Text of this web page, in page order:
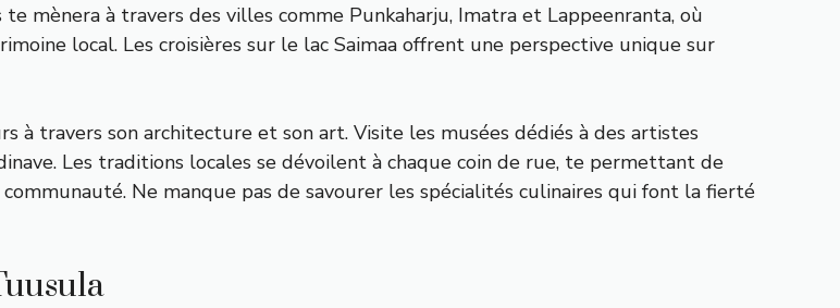
mènera à travers des villes comme Punkaharju, Imatra et Lappeenranta, où
local. Les croisières sur le lac Saimaa offrent une perspective unique sur
à travers son architecture et son art. Visite les musées dédiés à des artistes
Les traditions locales se dévoilent à chaque coin de rue, te permettant de
Ne manque pas de savourer les spécialités culinaires qui font la fierté